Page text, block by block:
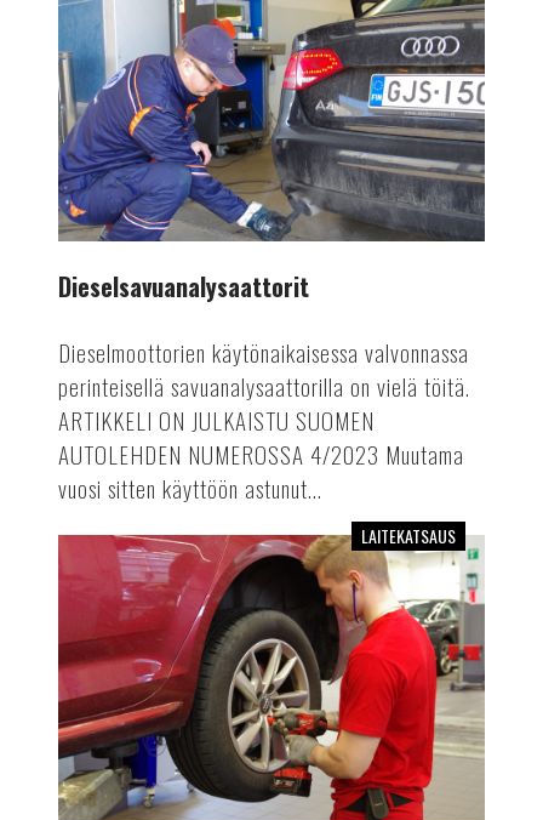
Dieselsavuanalysaattorit
Dieselmoottorien käytönaikaisessa valvonnassa
perinteisellä savuanalysaattorilla on vielä töitä.
ARTIKKELI ON JULKAISTU SUOMEN
AUTOLEHDEN NUMEROSSA 4/2023 Muutama
vuosi sitten käyttöön astunut...
Akkukäyttöiset
mutterivääntimet
LAITEKATSAUS